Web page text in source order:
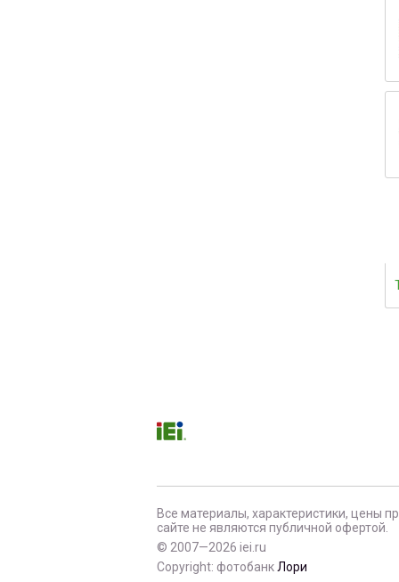
Все материалы, характеристики, цены
сайте не являются публичной офертой.
© 2007—2026 iei.ru
Copyright: фотобанк Лори